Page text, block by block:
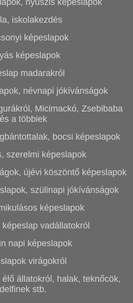
nyuszis képeslapok
iskolakezdés
képeslapok
képeslapok
madarakról
névnapi jókívánságok
Micimackó, Zsebibaba
és a többiek
bocsi képeslapok
szerelmi képeslapok
újévi köszöntő képeslapok
szülinapi jókívánságok
képeslapok
vadállatokról
napi képeslapok
virágokról
állatokról, halak, teknőcök,
delfinek stb.